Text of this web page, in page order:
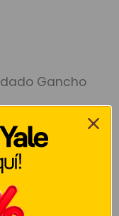
Gancho